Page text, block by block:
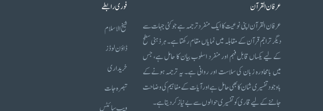
عرفان القرآن
عرفان القرآن اپنی نوعیت کا ایک منفرد ترجمہ ہے جو کئی جہات سے
دیگر تراجم قرآن کے مقابلہ میں نمایاں مقام رکھتا ہے۔ ہر ذہنی سطح
کے لیے یکساں قابل فہم اور منفرد اسلوب بیان کا حامل ہے، جس
میں بامحاورہ زبان کی سلاست اور روانی ہے۔ یہ ترجمہ ہونے کے
باوجود تفسیری شان کا بھی حامل ہے اور آیات کے مفاہیم کی وضاحت
جاننے کے لیے قاری کو تفسیری حوالوں سے بے نیاز کر دیتا ہے۔
فوری رابطے
شیخ الاسلام
ڈاؤن لوڈز
خریداری
تبصرہ جات
ویب سائٹس